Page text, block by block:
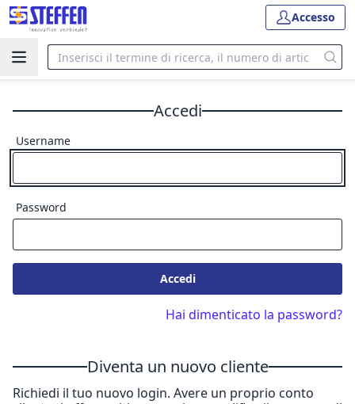
Accesso
Accedi
Username
Password
Accedi
Hai dimenticato la password?
Diventa un nuovo cliente
Richiedi il tuo nuovo login. Avere un proprio conto